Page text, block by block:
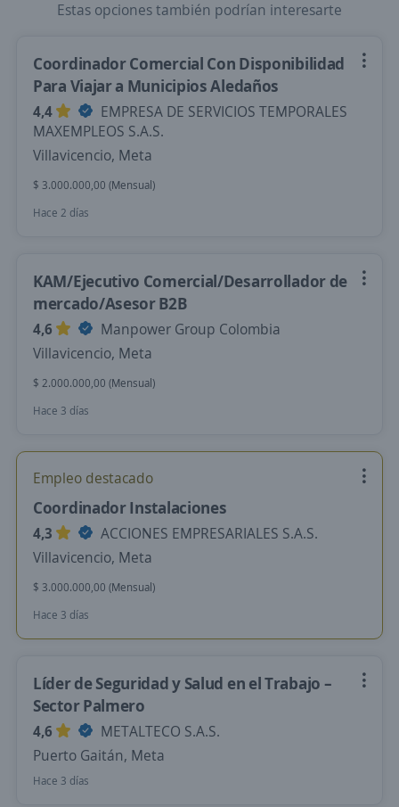
Estas opciones también podrían interesarte
Coordinador Comercial Con Disponibilidad
Para Viajar a Municipios Aledaños
4,4
EMPRESA DE SERVICIOS TEMPORALES
MAXEMPLEOS S.A.S.
Villavicencio, Meta
$ 3.000.000,00 (Mensual)
Hace 2 días
KAM/Ejecutivo Comercial/Desarrollador de
mercado/Asesor B2B
4,6
Manpower Group Colombia
Villavicencio, Meta
$ 2.000.000,00 (Mensual)
Hace 3 días
Empleo destacado
Coordinador Instalaciones
4,3
ACCIONES EMPRESARIALES S.A.S.
Villavicencio, Meta
$ 3.000.000,00 (Mensual)
Hace 3 días
Líder de Seguridad y Salud en el Trabajo –
Sector Palmero
4,6
METALTECO S.A.S.
Puerto Gaitán, Meta
Hace 3 días